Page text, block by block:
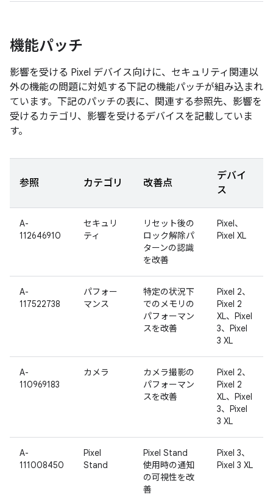
機能パッチ
影響を受ける Pixel デバイス向けに、セキュリティ関連以
外の機能の問題に対処する下記の機能パッチが組み込まれ
ています。下記のパッチの表に、関連する参照先、影響を
受けるカテゴリ、影響を受けるデバイスを記載していま
す。
参照 カテゴリ 改善点
デバイ
ス
A-
112646910
セキュリ
ティ
リセット後の
ロック解除パ
ターンの認識
を改善
Pixel、
Pixel XL
A-
117522738
パフォー
マンス
特定の状況下
でのメモリの
パフォーマン
スを改善
Pixel 2、
Pixel 2
XL、Pixel
3、Pixel
3 XL
A-
110969183
カメラ
カメラ撮影の
パフォーマン
スを改善
Pixel 2、
Pixel 2
XL、Pixel
3、Pixel
3 XL
A-
111008450
Pixel
Stand
Pixel Stand
使用時の通知
の可視性を改
善
Pixel 3、
Pixel 3 XL